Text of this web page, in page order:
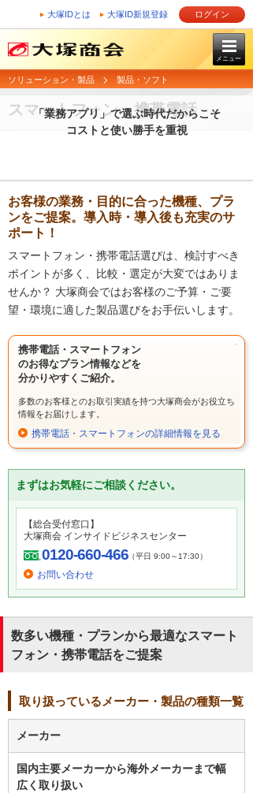
大塚IDとは 大塚ID新規登録 ログイン
メニュー
ソリューション・製品 製品・ソフト
スマートフォン・携帯電話
「業務アプリ」で選ぶ時代だからこそ
コストと使い勝手を重視
お客様の業務・目的に合った機種、プラ
ンをご提案。導入時・導入後も充実のサ
ポート！
スマートフォン・携帯電話選びは、検討すべき
ポイントが多く、比較・選定が大変ではありま
せんか？ 大塚商会ではお客様のご予算・ご要
望・環境に適した製品選びをお手伝いします。
携帯電話・スマートフォン
のお得なプラン情報などを
分かりやすくご紹介。
多数のお客様とのお取引実績を持つ大塚商会がお役立ち
情報をお届けします。
携帯電話・スマートフォンの詳細情報を見る
まずはお気軽にご相談ください。
【総合受付窓口】
大塚商会 インサイドビジネスセンター
0120-660-466（平日 9:00～17:30）
お問い合わせ
数多い機種・プランから最適なスマート
フォン・携帯電話をご提案
取り扱っているメーカー・製品の種類一覧
メーカー
国内主要メーカーから海外メーカーまで幅
広く取り扱い